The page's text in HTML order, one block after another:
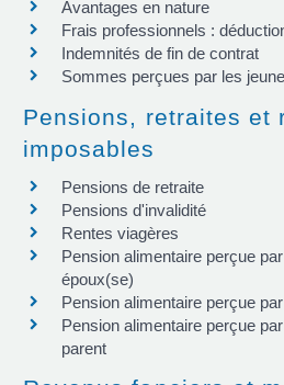
Avantages en nature
Frais professionnels :
Indemnités de fin de contrat
Sommes perçues par les
Pensions, retraites et
imposables
Pensions de retraite
Pensions d'invalidité
Rentes viagères
Pension alimentaire perçue
époux(se)
Pension alimentaire perçue
Pension alimentaire perçue
parent